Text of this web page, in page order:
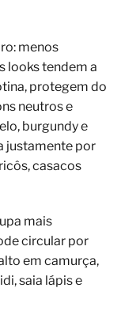
menos
looks tendem a
protegem do
neutros e
burgundy e
justamente por
casacos
mais
circular por
em camurça,
saia lápis e